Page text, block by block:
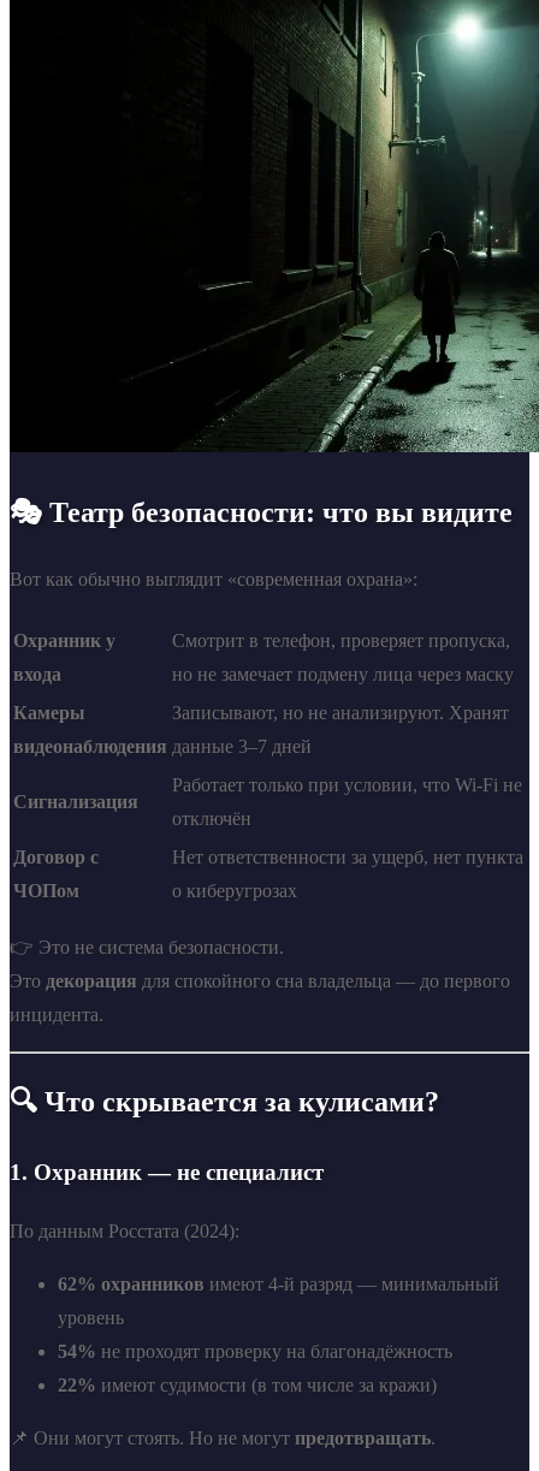
🎭 Театр безопасности: что вы видите
Вот как обычно выглядит «современная охрана»:
Охранник у
входа
Смотрит в телефон, проверяет пропуска,
но не замечает подмену лица через маску
Камеры
видеонаблюдения
Записывают, но не анализируют. Хранят
данные 3–7 дней
Сигнализация
Работает только при условии, что Wi-Fi не
отключён
Договор с
ЧОПом
Нет ответственности за ущерб, нет пункта
о киберугрозах
👉 Это не система безопасности.
Это декорация для спокойного сна владельца — до первого
инцидента.
🔍 Что скрывается за кулисами?
1. Охранник — не специалист
По данным Росстата (2024):
62% охранников имеют 4-й разряд — минимальный
уровень
54% не проходят проверку на благонадёжность
22% имеют судимости (в том числе за кражи)
📌 Они могут стоять. Но не могут предотвращать.